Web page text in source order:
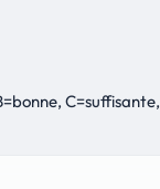
C=suffisante,